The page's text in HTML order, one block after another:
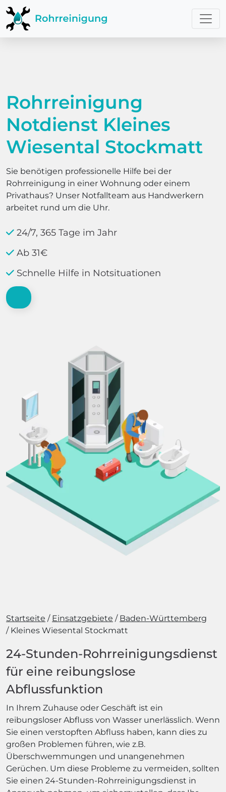
Rohrreinigung
Notdienst Kleines
Wiesental Stockmatt
Sie benötigen professionelle Hilfe bei der
Rohrreinigung in einer Wohnung oder einem
Privathaus? Unser Notfallteam aus Handwerkern
arbeitet rund um die Uhr.
24/7, 365 Tage im Jahr
Ab 31€
Schnelle Hilfe in Notsituationen
Startseite Einsatzgebiete
Baden-Württemberg
Kleines Wiesental Stockmatt
24-Stunden-Rohrreinigungsdienst
für eine reibungslose
Abflussfunktion
In Ihrem Zuhause oder Geschäft ist ein
reibungsloser Abfluss von Wasser unerlässlich. Wenn
Sie einen verstopften Abfluss haben, kann dies zu
großen Problemen führen, wie z.B.
Überschwemmungen und unangenehmen
Gerüchen. Um diese Probleme zu vermeiden, sollten
Sie einen 24-Stunden-Rohrreinigungsdienst in